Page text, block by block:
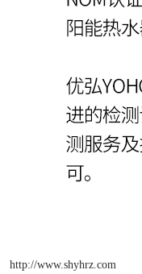
http://www.shyhrz.com